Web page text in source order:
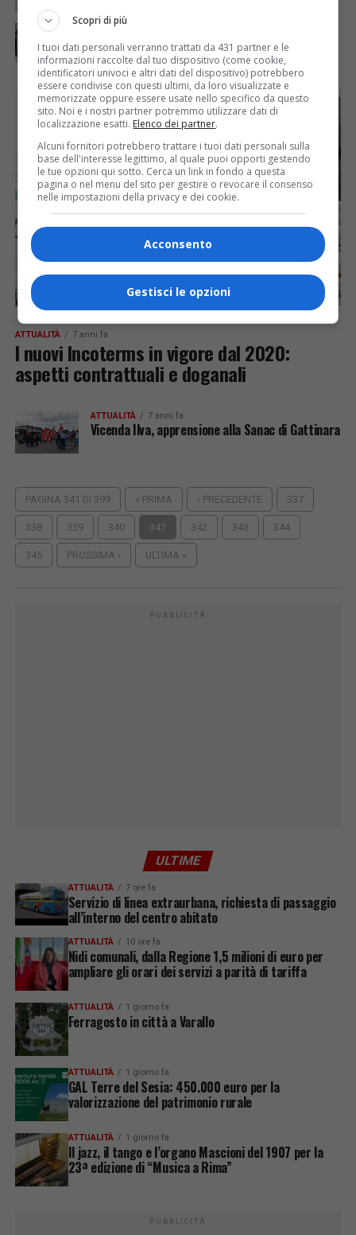
ATTUALITÀ
Cancelli chiusi, bloccati in auto: disagi a
Romagnano
ATTUALITÀ 7 anni fa
I nuovi Incoterms in vigore dal 2020:
aspetti contrattuali e doganali
ATTUALITÀ 7 anni fa
Vicenda Ilva, apprensione alla Sanac di Gattinara
PAGINA 341 DI 399 « PRIMA ‹ PRECEDENTE 337
338 339 340 341 342 343 344
345 PROSSIMA › ULTIMA »
PUBBLICITÀ
ULTIME
ATTUALITÀ 7 ore fa
Servizio di linea extraurbana, richiesta di passaggio
all’interno del centro abitato
ATTUALITÀ 10 ore fa
Nidi comunali, dalla Regione 1,5 milioni di euro per
ampliare gli orari dei servizi a parità di tariffa
ATTUALITÀ 1 giorno fa
Ferragosto in città a Varallo
ATTUALITÀ 1 giorno fa
GAL Terre del Sesia: 450.000 euro per la
valorizzazione del patrimonio rurale
ATTUALITÀ 1 giorno fa
Il jazz, il tango e l’organo Mascioni del 1907 per la
23ª edizione di “Musica a Rima”
PUBBLICITÀ
Scopri di più
I tuoi dati personali verranno trattati da 431 partner e le
informazioni raccolte dal tuo dispositivo (come cookie,
identificatori univoci e altri dati del dispositivo) potrebbero
essere condivise con questi ultimi, da loro visualizzate e
memorizzate oppure essere usate nello specifico da questo
sito. Noi e i nostri partner potremmo utilizzare dati di
localizzazione esatti. Elenco dei partner.
Alcuni fornitori potrebbero trattare i tuoi dati personali sulla
base dell'interesse legittimo, al quale puoi opporti gestendo
le tue opzioni qui sotto. Cerca un link in fondo a questa
pagina o nel menu del sito per gestire o revocare il consenso
nelle impostazioni della privacy e dei cookie.
Acconsento
Gestisci le opzioni